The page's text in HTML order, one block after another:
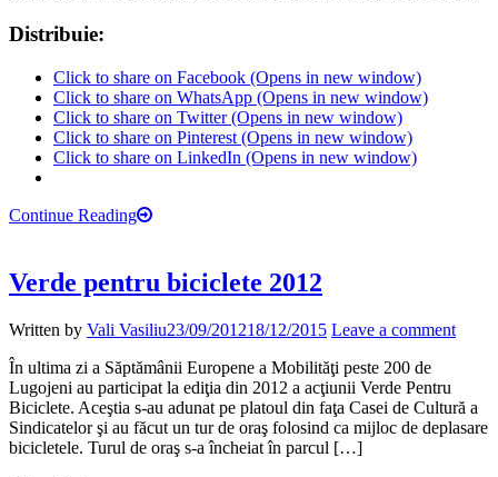
Distribuie:
Click to share on Facebook (Opens in new window)
Click to share on WhatsApp (Opens in new window)
Click to share on Twitter (Opens in new window)
Click to share on Pinterest (Opens in new window)
Click to share on LinkedIn (Opens in new window)
Continue Reading
Verde pentru biciclete 2012
Written by Vali Vasiliu23/09/201218/12/2015 Leave a comment
În ultima zi a Săptămânii Europene a Mobilităţi peste 200 de
Lugojeni au participat la ediţia din 2012 a acţiunii Verde Pentru
Biciclete. Aceştia s-au adunat pe platoul din faţa Casei de Cultură a
Sindicatelor şi au făcut un tur de oraş folosind ca mijloc de deplasare
bicicletele. Turul de oraş s-a încheiat în parcul […]